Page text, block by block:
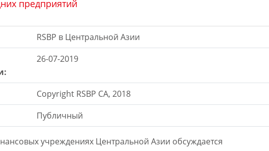
предприятий
RSBP в Центральной Азии
26-07-2019
Copyright RSBP CA, 2018
Публичный
учреждениях Центральной Азии обсуждается